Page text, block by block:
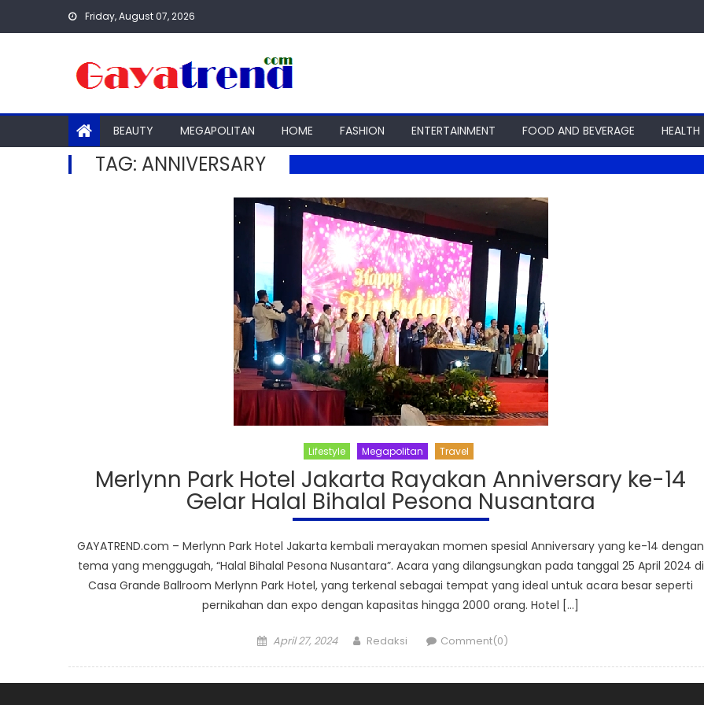
Friday, August 07, 2026
BEAUTY MEGAPOLITAN HOME FASHION ENTERTAINMENT FOOD AND BEVERAGE HEALTH
TAG: ANNIVERSARY
Lifestyle Megapolitan Travel
Merlynn Park Hotel Jakarta Rayakan Anniversary ke-14
Gelar Halal Bihalal Pesona Nusantara
GAYATREND.com – Merlynn Park Hotel Jakarta kembali merayakan momen spesial Anniversary yang ke-14 dengan
tema yang menggugah, “Halal Bihalal Pesona Nusantara”. Acara yang dilangsungkan pada tanggal 25 April 2024 di
Casa Grande Ballroom Merlynn Park Hotel, yang terkenal sebagai tempat yang ideal untuk acara besar seperti
pernikahan dan expo dengan kapasitas hingga 2000 orang. Hotel […]
Posted
April 27, 2024 Author
Redaksi Comment(0)